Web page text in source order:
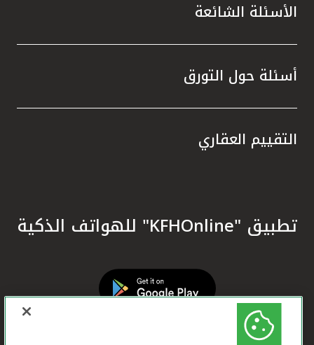
الأسئلة الشائعة
أسئلة حول التورق
التقييم العقاري
تطبيق "KFHOnline" للهواتف الذكية